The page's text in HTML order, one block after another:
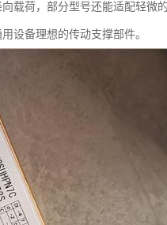
载荷，部分型号还能适配轻微
设备理想的传动支撑部件。